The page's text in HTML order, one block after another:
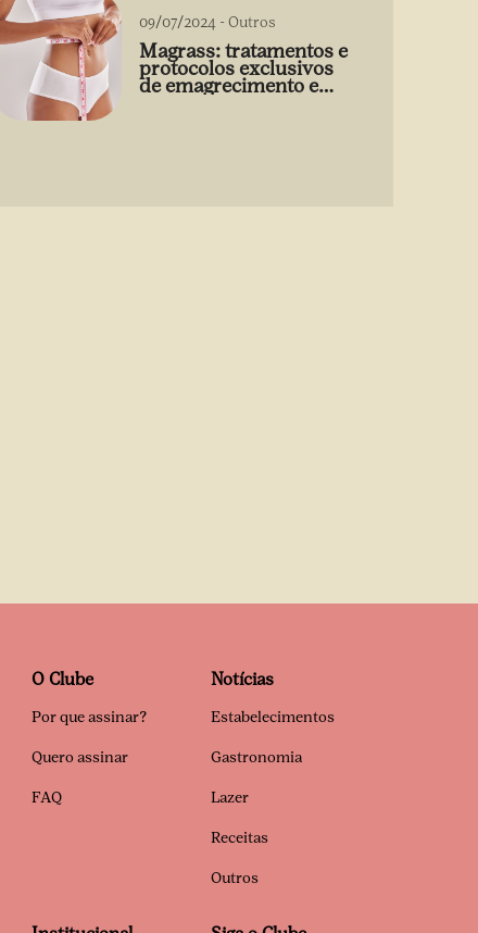
09/07/2024 -Outros
Magrass: tratamentos e
protocolos exclusivos
de emagrecimento e
estética sem uso de
O Clube
Por que assinar?
Quero assinar
FAQ
Notícias
Estabelecimentos
Gastronomia
Lazer
Receitas
Outros